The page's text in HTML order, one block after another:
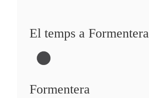
El temps a Formentera
Formentera